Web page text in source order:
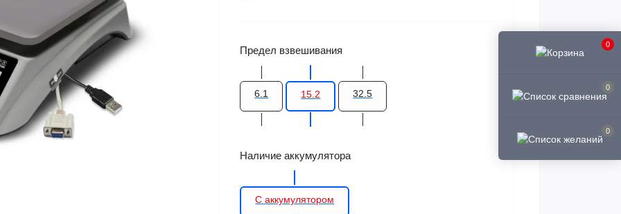
0
0
0
Предел взвешивания
6.1 15.2 32.5
Наличие аккумулятора
С аккумулятором